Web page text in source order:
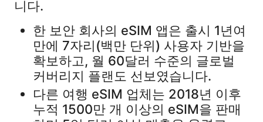
니다.​
한 보안 회사의 eSIM 앱은 출시 1년여
만에 7자리(백만 단위) 사용자 기반을
확보하고, 월 60달러 수준의 글로벌
커버리지 플랜도 선보였습니다.​
다른 여행 eSIM 업체는 2018년 이후
누적 1500만 개 이상의 eSIM을 판매